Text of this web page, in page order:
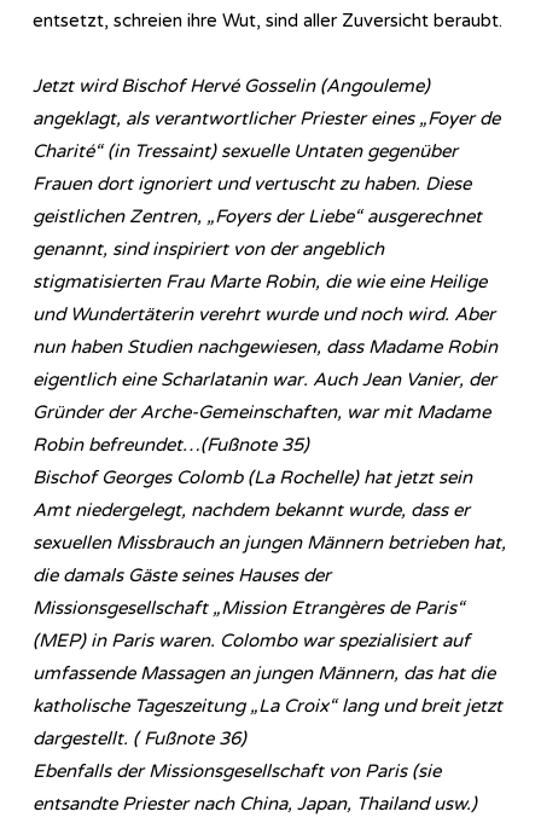
entsetzt, schreien ihre Wut, sind aller Zuversicht beraubt.
Jetzt wird Bischof Hervé Gosselin (Angouleme)
angeklagt, als verantwortlicher Priester eines „Foyer de
Charité“ (in Tressaint) sexuelle Untaten gegenüber
Frauen dort ignoriert und vertuscht zu haben. Diese
geistlichen Zentren, „Foyers der Liebe“ ausgerechnet
genannt, sind inspiriert von der angeblich
stigmatisierten Frau Marte Robin, die wie eine Heilige
und Wundertäterin verehrt wurde und noch wird. Aber
nun haben Studien nachgewiesen, dass Madame Robin
eigentlich eine Scharlatanin war. Auch Jean Vanier, der
Gründer der Arche-Gemeinschaften, war mit Madame
Robin befreundet…(Fußnote 35)
Bischof Georges Colomb (La Rochelle) hat jetzt sein
Amt niedergelegt, nachdem bekannt wurde, dass er
sexuellen Missbrauch an jungen Männern betrieben hat,
die damals Gäste seines Hauses der
Missionsgesellschaft „Mission Etrangères de Paris“
(MEP) in Paris waren. Colombo war spezialisiert auf
umfassende Massagen an jungen Männern, das hat die
katholische Tageszeitung „La Croix“ lang und breit jetzt
dargestellt. ( Fußnote 36)
Ebenfalls der Missionsgesellschaft von Paris (sie
entsandte Priester nach China, Japan, Thailand usw.)